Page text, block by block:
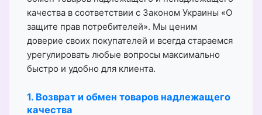
качества в соответствии с Законом Украины «О
защите прав потребителей». Мы ценим
доверие своих покупателей и всегда стараемся
урегулировать любые вопросы максимально
быстро и удобно для клиента.
1. Возврат и обмен товаров надлежащего
качества